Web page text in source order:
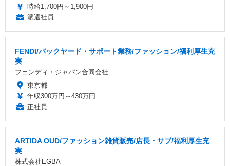
時給1,700円～1,900円
派遣社員
FENDI/バックヤード・サポート業務/ファッション/福利厚生充
実
フェンディ・ジャパン合同会社
東京都
年収300万円～430万円
正社員
ARTIDA OUD/ファッション雑貨販売/店長・サブ/福利厚生充
実
株式会社EGBA